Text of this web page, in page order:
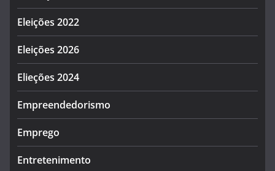
Eleições 2022
Eleições 2026
Elieções 2024
Empreendedorismo
Emprego
Entretenimento